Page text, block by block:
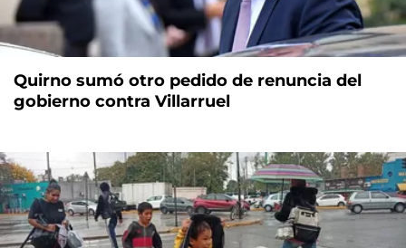
Quirno sumó otro pedido de renuncia del
gobierno contra Villarruel